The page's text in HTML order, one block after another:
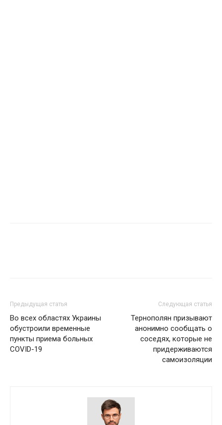
Предыдущая статья
Во всех областях Украины
обустроили временные
пункты приема больных
COVID-19
Следующая статья
Тернополян призывают
анонимно сообщать о
соседях, которые не
придерживаются
самоизоляции